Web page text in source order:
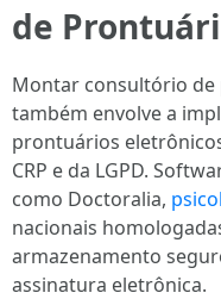
de
Montar consultório de
também envolve a
prontuários
CRP e da LGPD.
como Doctoralia,
nacionais
armazenamento
assinatura eletrônica.